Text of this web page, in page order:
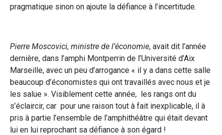
pragmatique sinon on ajoute la défiance à l’incertitude.
Pierre Moscovici, ministre de l’économie, avait dit l’année
dernière, dans l’amphi Montperrin de l’Université d’Aix
Marseille, avec un peu d’arrogance « il y a dans cette salle
beaucoup d’économistes qui ont travaillés avec nous et je
les salue ». Visiblement cette année, les rangs ont du
s’éclaircir, car pour une raison tout à fait inexplicable, il à
pris à partie l’ensemble de l’amphithéâtre qui était devant
lui en lui reprochant sa défiance à son égard !